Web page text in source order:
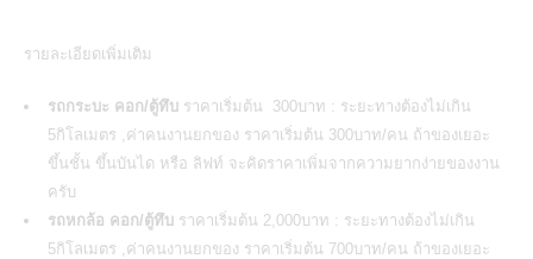
รายละเอียดเพิ่มเติม
รถกระบะ คอก/ตู้ทึบ ราคาเริ่มต้น 300บาท : ระยะทางต้องไม่เกิน
5กิโลเมตร ,ค่าคนงานยกของ ราคาเริ่มต้น 300บาท/คน ถ้าของเยอะ
ขึ้นชั้น ขึ้นบันได หรือ ลิฟท์ จะคิดราคาเพิ่มจากความยากง่ายของงาน
ครับ
รถหกล้อ คอก/ตู้ทึบ ราคาเริ่มต้น 2,000บาท : ระยะทางต้องไม่เกิน
5กิโลเมตร ,ค่าคนงานยกของ ราคาเริ่มต้น 700บาท/คน ถ้าของเยอะ